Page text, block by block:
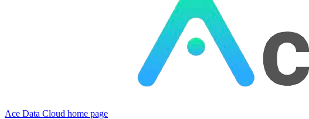
Ace Data Cloud home page